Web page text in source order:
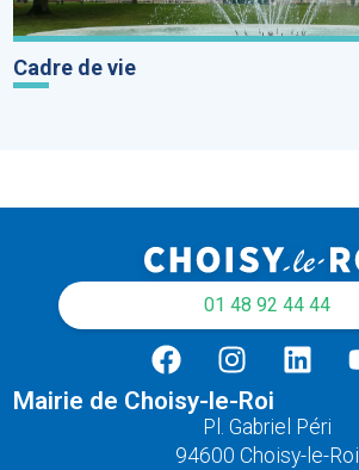
Cadre de vie
01 48 92 44 44
Mairie de Choisy-le-Roi
Pl. Gabriel Péri
94600 Choisy-le-Roi